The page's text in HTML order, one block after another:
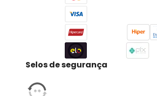
Selos de segurança